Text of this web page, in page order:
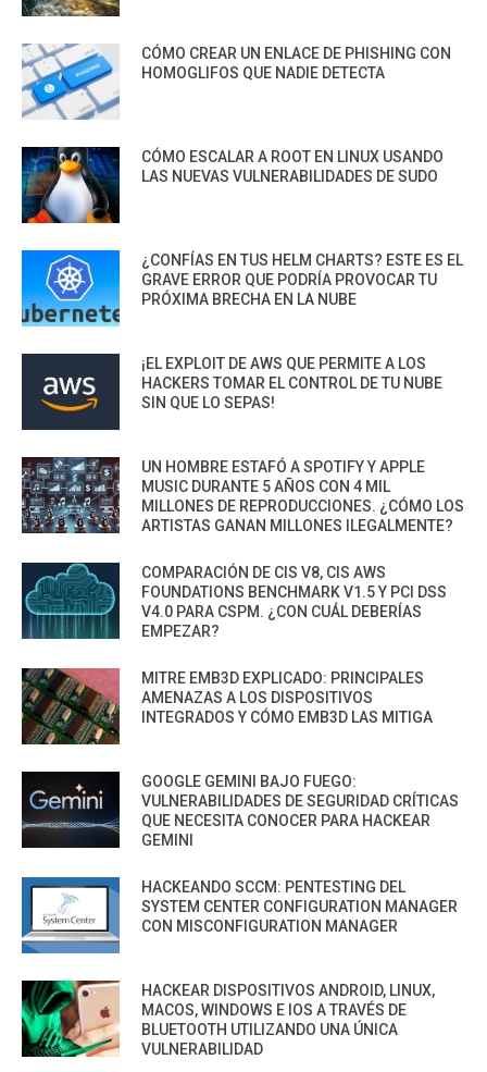
CÓMO CREAR UN ENLACE DE PHISHING CON
HOMOGLIFOS QUE NADIE DETECTA
CÓMO ESCALAR A ROOT EN LINUX USANDO
LAS NUEVAS VULNERABILIDADES DE SUDO
¿CONFÍAS EN TUS HELM CHARTS? ESTE ES EL
GRAVE ERROR QUE PODRÍA PROVOCAR TU
PRÓXIMA BRECHA EN LA NUBE
¡EL EXPLOIT DE AWS QUE PERMITE A LOS
HACKERS TOMAR EL CONTROL DE TU NUBE
SIN QUE LO SEPAS!
UN HOMBRE ESTAFÓ A SPOTIFY Y APPLE
MUSIC DURANTE 5 AÑOS CON 4 MIL
MILLONES DE REPRODUCCIONES. ¿CÓMO LOS
ARTISTAS GANAN MILLONES ILEGALMENTE?
COMPARACIÓN DE CIS V8, CIS AWS
FOUNDATIONS BENCHMARK V1.5 Y PCI DSS
V4.0 PARA CSPM. ¿CON CUÁL DEBERÍAS
EMPEZAR?
MITRE EMB3D EXPLICADO: PRINCIPALES
AMENAZAS A LOS DISPOSITIVOS
INTEGRADOS Y CÓMO EMB3D LAS MITIGA
GOOGLE GEMINI BAJO FUEGO:
VULNERABILIDADES DE SEGURIDAD CRÍTICAS
QUE NECESITA CONOCER PARA HACKEAR
GEMINI
HACKEANDO SCCM: PENTESTING DEL
SYSTEM CENTER CONFIGURATION MANAGER
CON MISCONFIGURATION MANAGER
HACKEAR DISPOSITIVOS ANDROID, LINUX,
MACOS, WINDOWS E IOS A TRAVÉS DE
BLUETOOTH UTILIZANDO UNA ÚNICA
VULNERABILIDAD